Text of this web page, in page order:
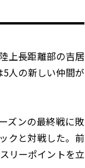
上長距離部の吉居
人の新しい仲間が
ズンの最終戦に敗
クと対戦した。前
リーポイントを立